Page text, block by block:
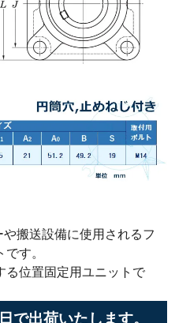
搬送設備に使用されるフ
す。
る位置固定用ユニットで
で出荷いたします。